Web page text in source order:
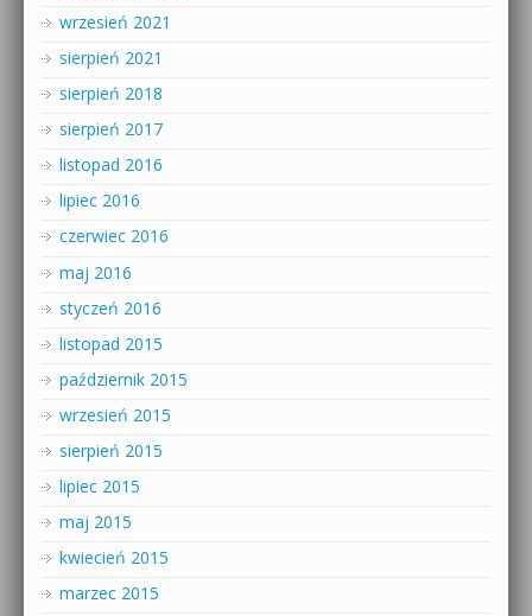
wrzesień 2021
sierpień 2021
sierpień 2018
sierpień 2017
listopad 2016
lipiec 2016
czerwiec 2016
maj 2016
styczeń 2016
listopad 2015
październik 2015
wrzesień 2015
sierpień 2015
lipiec 2015
maj 2015
kwiecień 2015
marzec 2015